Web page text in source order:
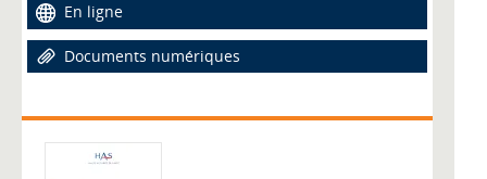
En ligne
Documents numériques